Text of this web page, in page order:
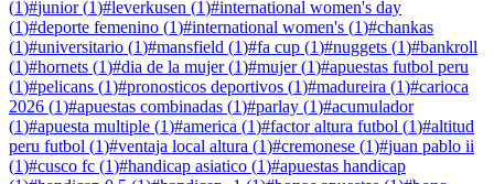
(1)#junior(1)#leverkusen (1)#international women's day
(1)#deporte femenino (1)#international women's (1)#chankas
(1)#universitario (1)#mansfield (1)#fa cup (1)#nuggets (1)#bankroll
(1)#hornets (1)#dia de la mujer(1)#mujer(1)#apuestas futbol peru
(1)#pelicans (1)#pronosticos deportivos (1)#madureira (1)#carioca
2026 (1)#apuestas combinadas (1)#parlay (1)#acumulador
(1)#apuesta multiple (1)#america (1)#factor altura futbol (1)#altitud
peru futbol (1)#ventaja local altura (1)#cremonese (1)#juan pablo ii
(1)#cusco fc (1)#handicap asiatico (1)#apuestas handicap